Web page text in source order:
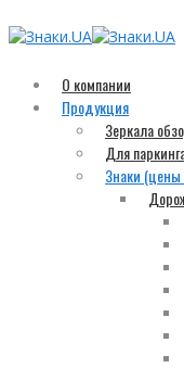
О компании
Продукция
Зеркала
Для
Знаки (цены